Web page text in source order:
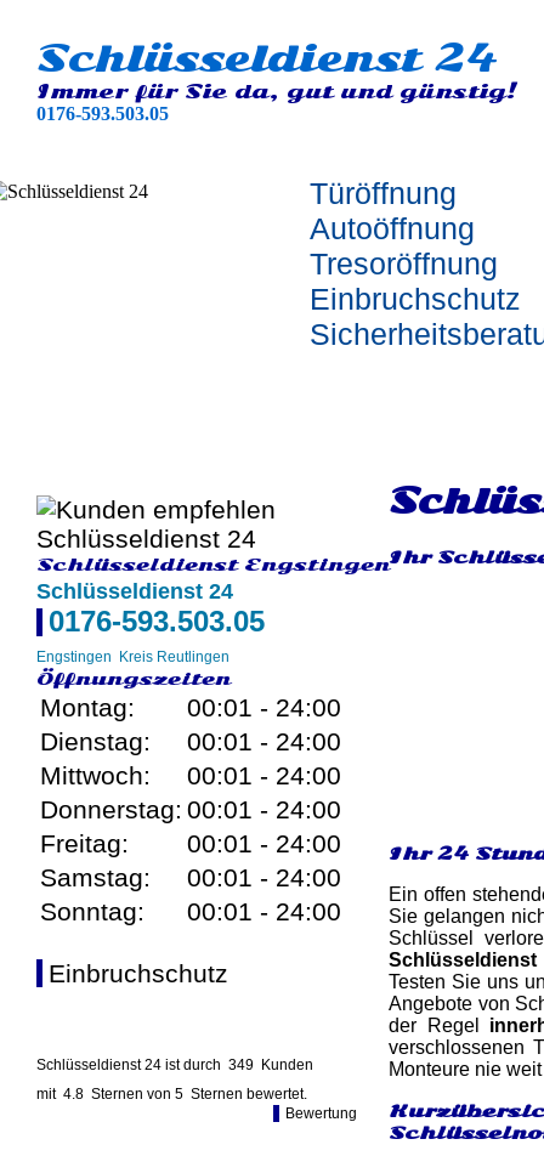
Schlüsseldienst 24
Immer für Sie da, gut und günstig!
0176-593.503.05
Türöffnung
Autoöffnung
Tresoröffnung
Einbruchschutz
Schlüsseldienst Engstingen
Schlüsseldienst 24
0176-593.503.05
Engstingen Kreis Reutlingen
Öffnungszeiten
Montag:
00:01 - 24:00
Dienstag:
00:01 - 24:00
Mittwoch:
00:01 - 24:00
Donnerstag: 00:01 - 24:00
Freitag:
00:01 - 24:00
Samstag:
00:01 - 24:00
Sonntag:
00:01 - 24:00
Einbruchschutz
Schlüsseldienst 24 ist durch 349 Kunden
mit 4.8 Sternen von 5 Sternen bewertet.
Bewertung
Ihr
Ihr 24
Ein offen
Sie gelangen
Schlüssel
Schlüsseldienst
Testen Sie uns
Angebote von
der Regel
verschlossenen
Monteure nie